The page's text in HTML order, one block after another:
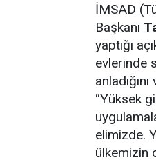
İMSAD
Başkanı
yaptığı
evlerinde
“Yüksek
elimizde.
ülkemizin